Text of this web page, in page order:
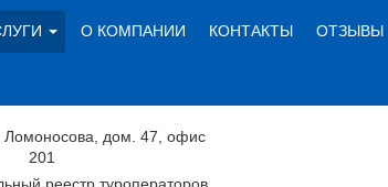
О КОМПАНИИ КОНТАКТЫ ОТЗЫВЫ
Ломоносова, дом. 47, офис
201